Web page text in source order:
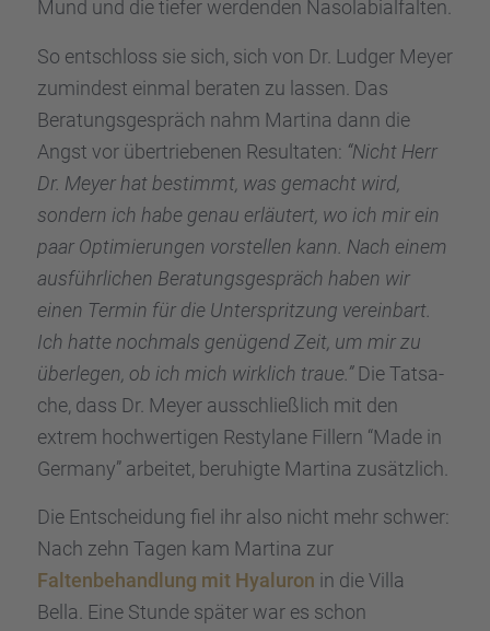
Mund und die tiefer werden­den Nasola­bi­al­fal­ten.
So entschloss sie sich, sich von Dr. Ludger Meyer
zumin­dest einmal beraten zu lassen. Das
Beratungs­ge­spräch nahm Martina dann die
Angst vor übertrie­be­nen Resul­ta­ten: “Nicht Herr
Dr. Meyer hat bestimmt, was gemacht wird,
sondern ich habe genau erläu­tert, wo ich mir ein
paar Optimie­run­gen vorstel­len kann. Nach einem
ausführ­li­chen Beratungs­ge­spräch haben wir
einen Termin für die Unter­sprit­zung verein­bart.
Ich hatte nochmals genügend Zeit, um mir zu
überle­gen, ob ich mich wirklich traue.”Die Tatsa­
che, dass Dr. Meyer ausschließ­lich mit den
extrem hochwer­ti­gen Restylane Fillern “Made in
Germany” arbei­tet, beruhigte Martina zusätz­lich.
Die Entschei­dung fiel ihr also nicht mehr schwer:
Nach zehn Tagen kam Martina zur
Falten­be­hand­lung mit Hyalu­ron in die Villa
Bella. Eine Stunde später war es schon